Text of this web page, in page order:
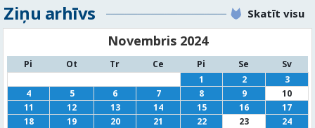
Sludinājumi
Reklāmraksti
Ziņu arhīvs Skatīt visu
Novembris 2024
Pi Ot Tr Ce Pi Se
Sv
1
2
3
4
5 6 7 8 9
10
11
12 13 14 15 16
17
18
19 20 21 22 23
24